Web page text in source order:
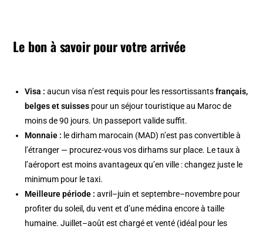
Le bon à savoir pour votre arrivée
Visa : aucun visa n’est requis pour les ressortissantsfrançais,
belges et suisses pour un séjour touristique au Maroc de
moins de 90 jours. Un passeport valide suffit.
Monnaie : le dirham marocain (MAD) n’est pas convertible à
l’étranger — procurez-vous vos dirhams sur place. Le taux à
l’aéroport est moins avantageux qu’en ville : changez juste le
minimum pour le taxi.
Meilleure période : avril–juin et septembre–novembre pour
profiter du soleil, du vent et d’une médina encore à taille
humaine. Juillet–août est chargé et venté (idéal pour les